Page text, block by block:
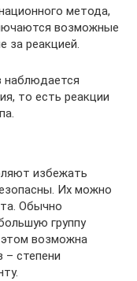
метода,
возможные
за реакцией.
наблюдается
то есть реакции
избежать
Их можно
Обычно
группу
этом возможна
– степени